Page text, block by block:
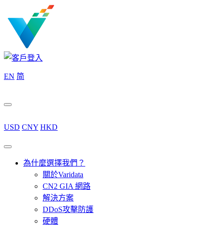
EN 简
USD CNY HKD
為什麼選擇我們？
關於Varidata
CN2 GIA 網路
解決方案
DDoS攻擊防護
硬體